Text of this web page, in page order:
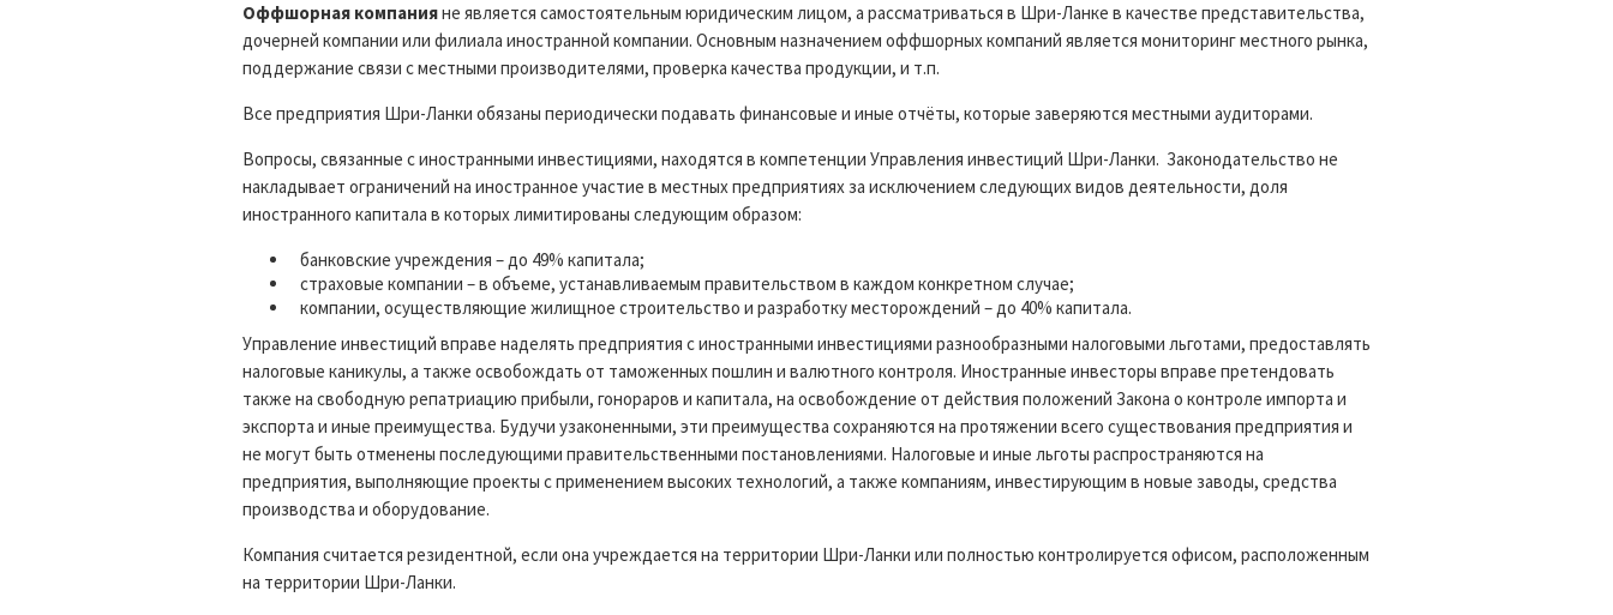
Оффшорная компанияне является самостоятельным юридическим лицом, а рассматриваться в Шри-Ланке в качестве представительства,
дочерней компании или филиала иностранной компании. Основным назначением оффшорных компаний является мониторинг местного рынка,
поддержание связи с местными производителями, проверка качества продукции, и т.п.
Все предприятия Шри-Ланки обязаны периодически подавать финансовые и иные отчёты, которые заверяются местными аудиторами.
Вопросы, связанные с иностранными инвестициями, находятся в компетенции Управления инвестиций Шри-Ланки. Законодательство не
накладывает ограничений на иностранное участие в местных предприятиях за исключением следующих видов деятельности, доля
иностранного капитала в которых лимитированы следующим образом:
банковские учреждения – до 49% капитала;
страховые компании – в объеме, устанавливаемым правительством в каждом конкретном случае;
компании, осуществляющие жилищное строительство и разработку месторождений – до 40% капитала.
Управление инвестиций вправе наделять предприятия с иностранными инвестициями разнообразными налоговыми льготами, предоставлять
налоговые каникулы, а также освобождать от таможенных пошлин и валютного контроля. Иностранные инвесторы вправе претендовать
также на свободную репатриацию прибыли, гонораров и капитала, на освобождение от действия положений Закона о контроле импорта и
экспорта и иные преимущества. Будучи узаконенными, эти преимущества сохраняются на протяжении всего существования предприятия и
не могут быть отменены последующими правительственными постановлениями. Налоговые и иные льготы распространяются на
предприятия, выполняющие проекты с применением высоких технологий, а также компаниям, инвестирующим в новые заводы, средства
производства и оборудование.
Компания считается резидентной, если она учреждается на территории Шри-Ланки или полностью контролируется офисом, расположенным
на территории Шри-Ланки.